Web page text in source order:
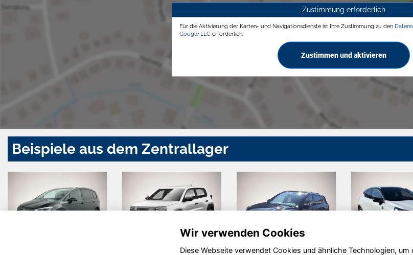
Zustimmung erforderlich
Für die Aktivierung der Karten- und Navigationsdienste ist Ihre Zustimmung zu den
Google LLC erforderlich.
Zustimmen und aktivieren
Beispiele aus dem Zentrallager
Wir verwenden Cookies
Diese Webseite verwendet Cookies und ähnliche Technologien, um